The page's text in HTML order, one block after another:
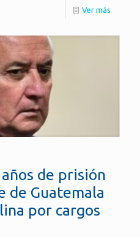
Ver más
de prisión
de Guatemala
por cargos